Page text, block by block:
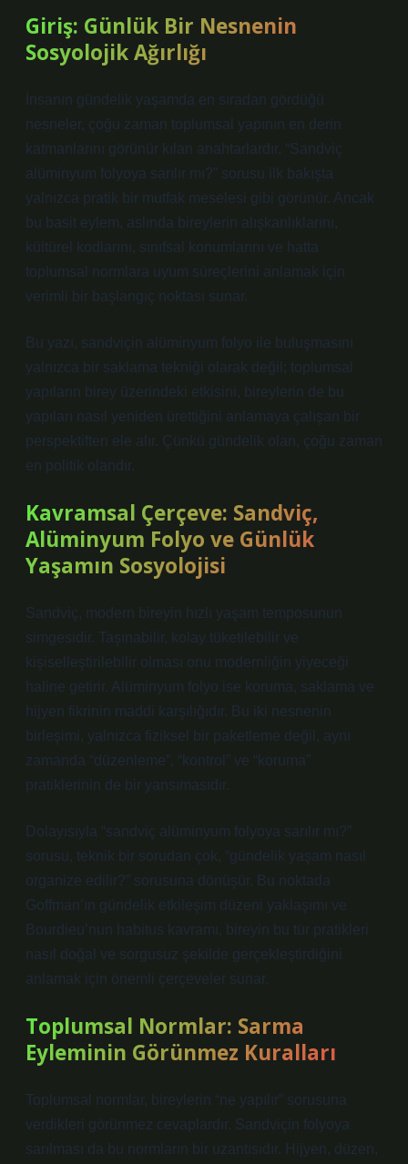
Giriş: Günlük Bir Nesnenin
Sosyolojik Ağırlığı
İnsanın gündelik yaşamda en sıradan gördüğü
nesneler, çoğu zaman toplumsal yapının en derin
katmanlarını görünür kılan anahtarlardır. “Sandviç
alüminyum folyoya sarılır mı?” sorusu ilk bakışta
yalnızca pratik bir mutfak meselesi gibi görünür. Ancak
bu basit eylem, aslında bireylerin alışkanlıklarını,
kültürel kodlarını, sınıfsal konumlarını ve hatta
toplumsal normlara uyum süreçlerini anlamak için
verimli bir başlangıç noktası sunar.
Bu yazı, sandviçin alüminyum folyo ile buluşmasını
yalnızca bir saklama tekniği olarak değil; toplumsal
yapıların birey üzerindeki etkisini, bireylerin de bu
yapıları nasıl yeniden ürettiğini anlamaya çalışan bir
perspektiften ele alır. Çünkü gündelik olan, çoğu zaman
en politik olandır.
Kavramsal Çerçeve: Sandviç,
Alüminyum Folyo ve Günlük
Yaşamın Sosyolojisi
Sandviç, modern bireyin hızlı yaşam temposunun
simgesidir. Taşınabilir, kolay tüketilebilir ve
kişiselleştirilebilir olması onu modernliğin yiyeceği
haline getirir. Alüminyum folyo ise koruma, saklama ve
hijyen fikrinin maddi karşılığıdır. Bu iki nesnenin
birleşimi, yalnızca fiziksel bir paketleme değil, aynı
zamanda “düzenleme”, “kontrol” ve “koruma”
pratiklerinin de bir yansımasıdır.
Dolayısıyla “sandviç alüminyum folyoya sarılır mı?”
sorusu, teknik bir sorudan çok, “gündelik yaşam nasıl
organize edilir?” sorusuna dönüşür. Bu noktada
Goffman’ın gündelik etkileşim düzeni yaklaşımı ve
Bourdieu’nun habitus kavramı, bireyin bu tür pratikleri
nasıl doğal ve sorgusuz şekilde gerçekleştirdiğini
anlamak için önemli çerçeveler sunar.
Toplumsal Normlar: Sarma
Eyleminin Görünmez Kuralları
Toplumsal normlar, bireylerin “ne yapılır” sorusuna
verdikleri görünmez cevaplardır. Sandviçin folyoya
sarılması da bu normların bir uzantısıdır. Hijyen, düzen,